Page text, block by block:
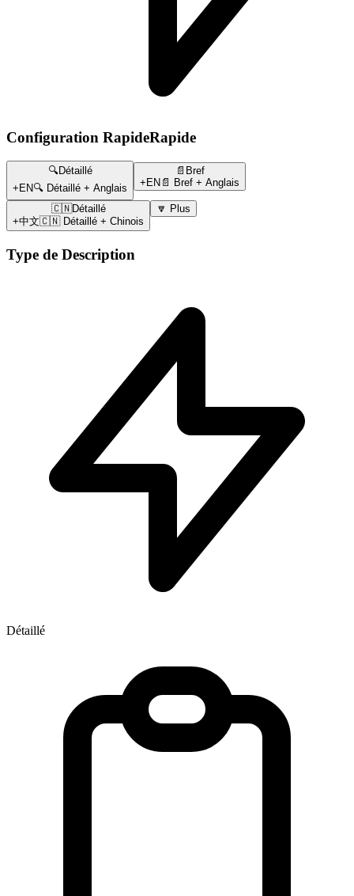
Configuration RapideRapide
🔍Détaillé
+EN🔍 Détaillé + Anglais
📄Bref
+EN 📄 Bref + Anglais
🇨🇳Détaillé
+中文🇨🇳 Détaillé + Chinois
🔽 Plus
Type de Description
Détaillé